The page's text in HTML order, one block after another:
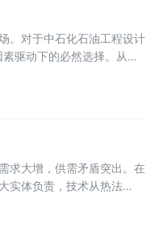
。对于中石化石油工程设计
驱动下的必然选择。从战
际型工程公司转型的关键
求大增，供需矛盾突出。在
实体负责，技术从热法
功进入，未来持续深耕有